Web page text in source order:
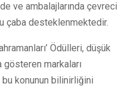
ve ambalajlarında çevreci
çaba desteklenmektedir.
Ödülleri, düşük
markaları
konunun bilinirliğini